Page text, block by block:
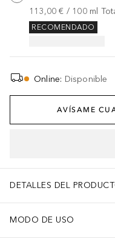
113,00 € / 100 ml
RECOMENDADO
Online: Disponible
AVÍSAME
DETALLES DEL
MODO DE USO